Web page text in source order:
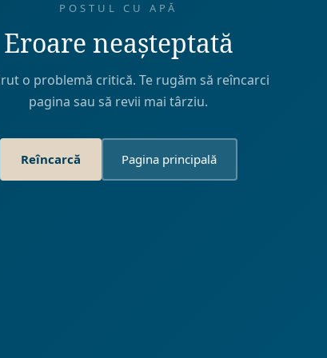
POSTUL CU APĂ
Eroare neașteptată
o problemă critică. Te rugăm să reîncarci
pagina sau să revii mai târziu.
Reîncarcă Pagina principală